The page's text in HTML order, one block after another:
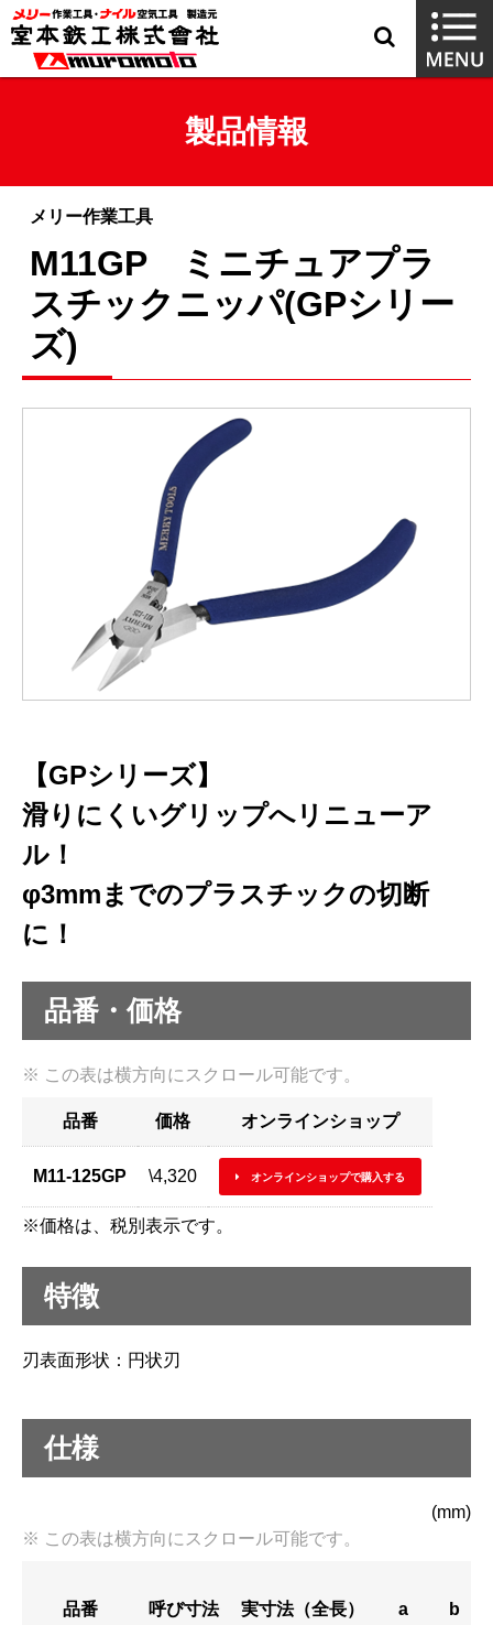
製品情報
メリー作業工具
M11GP ミニチュアプラ
スチックニッパ(GPシリー
ズ)
【GPシリーズ】
滑りにくいグリップへリニューア
ル！
φ3mmまでのプラスチックの切断
に！
品番・価格
品番 価格 オンラインショップ
M11-125GP \4,320 オンラインショップで購入する
※価格は、税別表示です。
特徴
刃表面形状：円状刃
仕様
(mm)
品番 呼び寸法 実寸法（全長） a b